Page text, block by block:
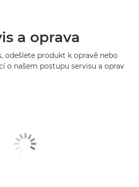
a oprava
odešlete produkt k opravě nebo
o našem postupu servisu a oprav